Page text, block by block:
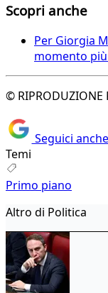
Scopri anche
Per Giorgia
momento
© RIPRODUZIONE
Seguici
Temi
Primo piano
Altro di Politica